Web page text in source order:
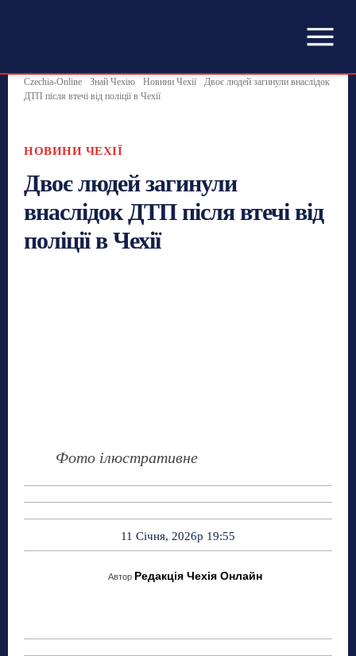
Czechia-Online Знай Чехію Новини Чехії
Двоє людей загинули внаслідок
ДТП після втечі від поліції в Чехії
НОВИНИ ЧЕХІЇ
Двоє людей загинули
внаслідок ДТП після втечі від
поліції в Чехії
Фото ілюстративне
11 Січня, 2026р 19:55
Автор Редакція Чехія Онлайн